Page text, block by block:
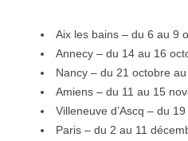
Aix les bains – du 6 au 9
Annecy – du 14 au 16
Nancy – du 21 octobre
Amiens – du 11 au 15
Villeneuve d’Ascq – du
Paris – du 2 au 11